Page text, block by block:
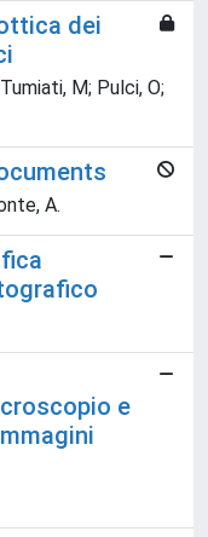
dei
M; Pulci, O;
A.
e